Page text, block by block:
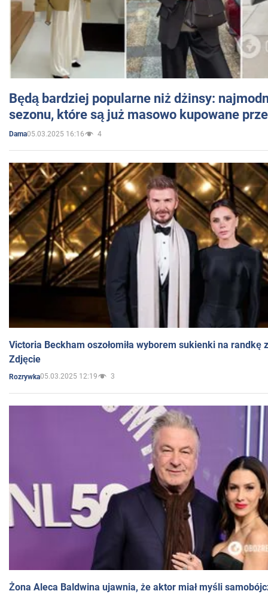
Będą bardziej popularne niż dżinsy:
sezonu, które są już masowo kupowane
Dama05.03.2025 16:16 4
Victoria Beckham oszołomiła wyborem sukienki na randkę
Zdjęcie
Rozrywka05.03.2025 12:19 3
Żona Aleca Baldwina ujawnia, że aktor miał myśli